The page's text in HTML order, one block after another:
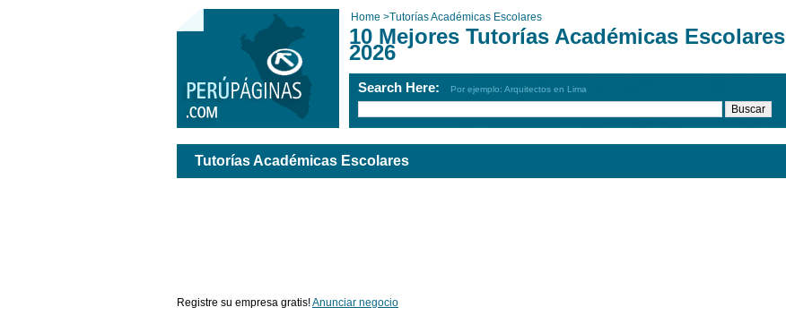
Home >Tutorías Académicas Escolares
10 Mejores Tutorías Académicas Escolares
2026
Search Here: Por ejemplo: Arquitectos en Lima
Tutorías Académicas Escolares
Registre su empresa gratis!Anunciar negocio